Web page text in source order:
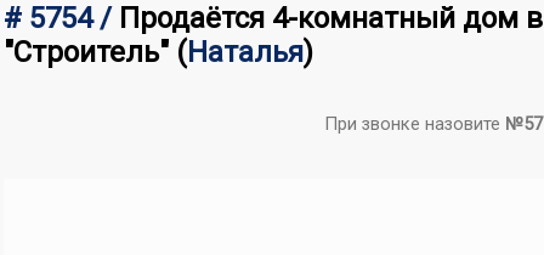
# 5754 / Продаётся 4-комнатный дом
"Строитель" (Наталья)
При звонке назовите